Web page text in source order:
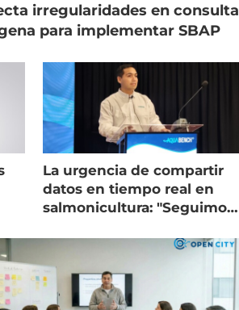
irregularidades en consulta
para implementar SBAP
La urgencia de compartir
datos en tiempo real en
salmonicultura: "Seguimos